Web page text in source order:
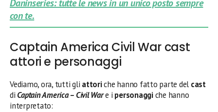
Daninseries: tutte le news in un unico posto sempre
con te.
Captain America Civil War cast
attori e personaggi
Vediamo, ora, tutti gli attoriche hanno fatto parte del cast
di Captain America – Civil Ware i personaggiche hanno
interpretato: